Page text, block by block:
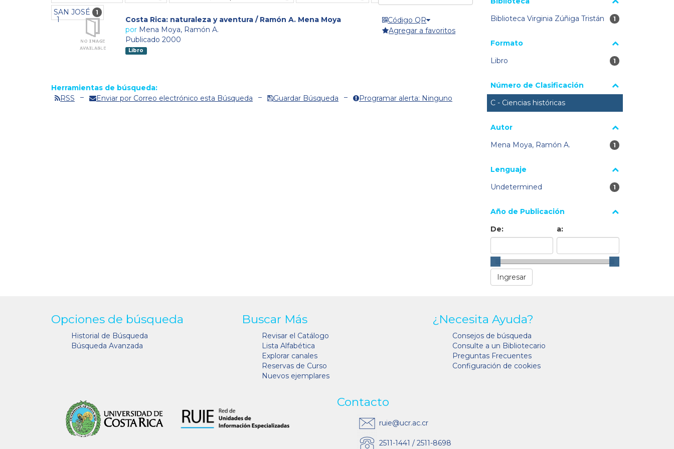
SAN JOSÉ
1
1
Costa Rica: naturaleza y aventura / Ramón A. Mena Moya
por Mena Moya, Ramón A.
Publicado 2000
Libro
Código QR
Agregar a favoritos
Herramientas de búsqueda:
RSS
Enviar por Correo electrónico esta Búsqueda Guardar Búsqueda Programar alerta: Ninguno
Biblioteca Virginia Zúñiga Tristán
1 resultados
1
Formato
Libro
1 resultados
1
Número de Clasificación
C - Ciencias históricas
Autor
Mena Moya, Ramón A.
1 resultados
1
Lenguaje
Undetermined
1 resultados
1
Año de Publicación
De:
a:
Opciones de búsqueda
Historial de Búsqueda
Búsqueda Avanzada
Buscar Más
Revisar el Catálogo
Lista Alfabética
Explorar canales
Reservas de Curso
Nuevos ejemplares
¿Necesita Ayuda?
Consejos de búsqueda
Consulte a un Bibliotecario
Preguntas Frecuentes
Configuración de cookies
Contacto
ruie@ucr.ac.cr
2511-1441 / 2511-8698